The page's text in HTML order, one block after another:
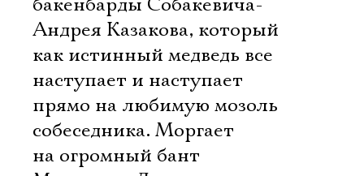
бакенбарды Собакевича-
Андрея Казакова, который
как истинный медведь все
наступает и наступает
прямо на любимую мозоль
собеседника. Моргает
на огромный бант